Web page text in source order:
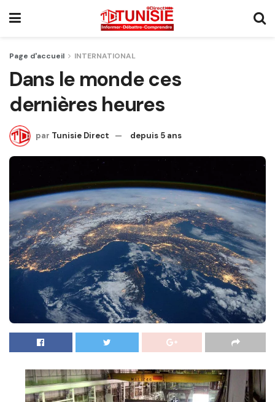
Page d'accueil INTERNATIONAL
Dans le monde ces
dernières heures
par Tunisie Direct depuis 5 ans